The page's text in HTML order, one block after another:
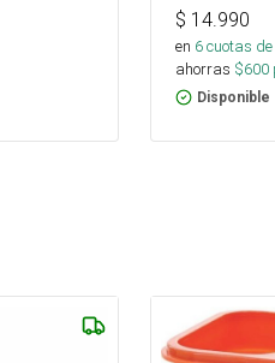
$ 14.990
en 6cuotas
ahorras $600
Disponible